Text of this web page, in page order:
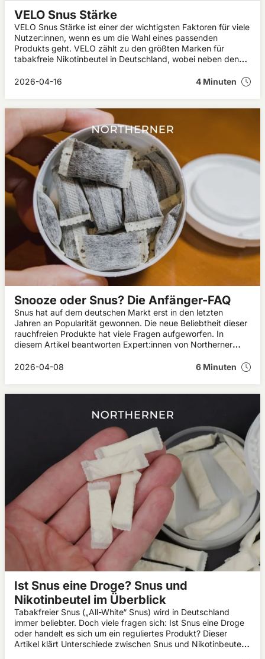
VELO Snus Stärke
VELO Snus Stärke ist einer der wichtigsten Faktoren für viele
Nutzer:innen, wenn es um die Wahl eines passenden
Produkts geht. VELO zählt zu den größten Marken für
tabakfreie Nikotinbeutel in Deutschland, wobei neben den
Stärken eine zentrale Rolle spielen.
2026-04-16 4 Minuten
Snooze oder Snus? Die Anfänger-FAQ
Snus hat auf dem deutschen Markt erst in den letzten
Jahren an Popularität gewonnen. Die neue Beliebtheit dieser
rauchfreien Produkte hat viele Fragen aufgeworfen. In
diesem Artikel beantworten Expert:innen von Northerner
Snus.
2026-04-08 6 Minuten
Ist Snus eine Droge? Snus und
Nikotinbeutel im Überblick
Tabakfreier Snus („All-White“ Snus) wird in Deutschland
immer beliebter. Doch viele fragen sich: Ist Snus eine Droge
oder handelt es sich um ein reguliertes Produkt? Dieser
Artikel klärt Unterschiede zwischen Snus und Nikotinbeutel